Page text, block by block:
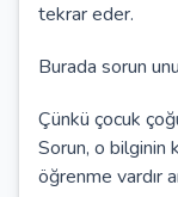
tekrar eder.
Burada sorun
Çünkü çocuk
Sorun, o bilginin
öğrenme vardır